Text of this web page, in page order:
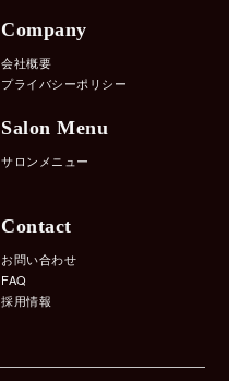
Company
会社概要
プライバシーポリシー
Salon Menu
サロンメニュー
Contact
お問い合わせ
FAQ
採用情報